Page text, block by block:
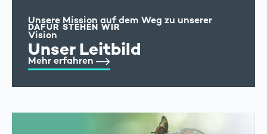
DAFÜR STEHEN WIR
Unser Leitbild
Unsere Mission auf dem Weg zu unserer
Vision
Mehr erfahren